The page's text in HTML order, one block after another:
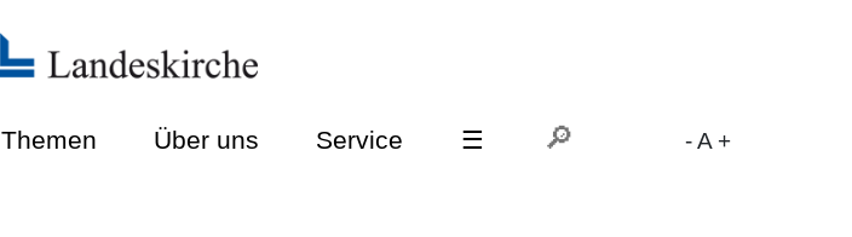
Themen Über uns Service ☰ -A +